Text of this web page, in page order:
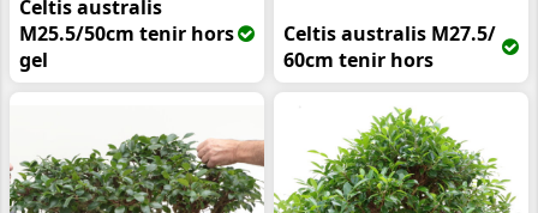
Celtis australis
M25.5/50cm tenir hors
gel
Celtis australis M27.5/
60cm tenir hors